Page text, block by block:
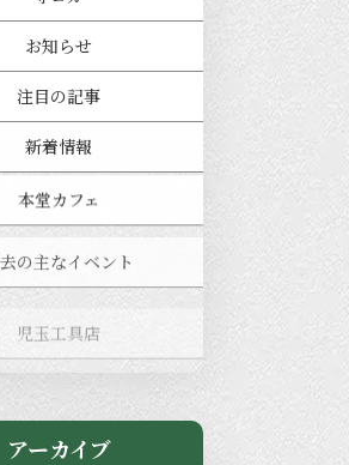
お知らせ
注目の記事
新着情報
本堂カフェ
児玉工具店
きのえねまるしぇ
アーカイブ